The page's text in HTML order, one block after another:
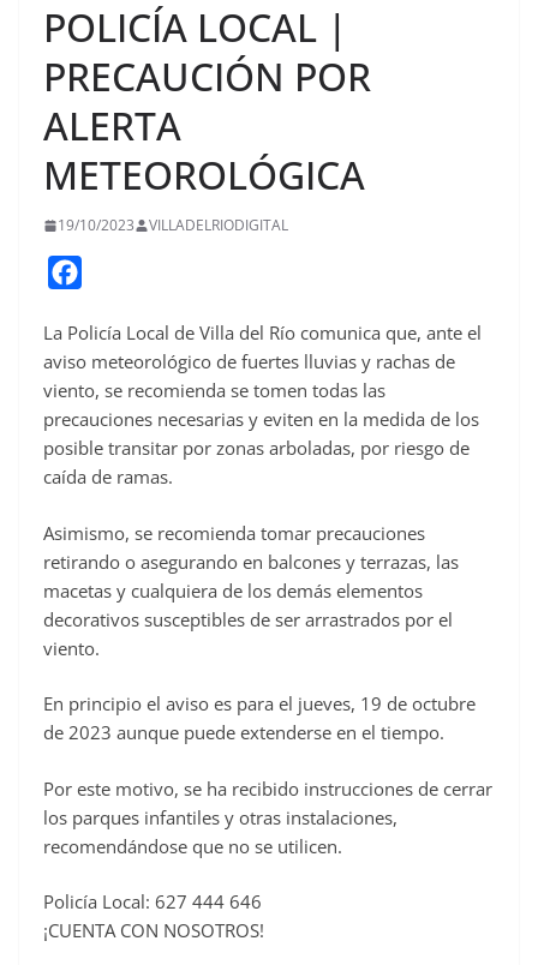
POLICÍA LOCAL |
PRECAUCIÓN POR
ALERTA
METEOROLÓGICA
19/10/2023 VILLADELRIODIGITAL
c
e
o
o
La Policía Local de Villa del Río comunica que, ante el
aviso meteorológico de fuertes lluvias y rachas de
viento, se recomienda se tomen todas las
precauciones necesarias y eviten en la medida de los
posible transitar por zonas arboladas, por riesgo de
caída de ramas.
Asimismo, se recomienda tomar precauciones
retirando o asegurando en balcones y terrazas, las
macetas y cualquiera de los demás elementos
decorativos susceptibles de ser arrastrados por el
viento.
En principio el aviso es para el jueves, 19 de octubre
de 2023 aunque puede extenderse en el tiempo.
Por este motivo, se ha recibido instrucciones de cerrar
los parques infantiles y otras instalaciones,
recomendándose que no se utilicen.
Policía Local: 627 444 646
¡CUENTA CON NOSOTROS!